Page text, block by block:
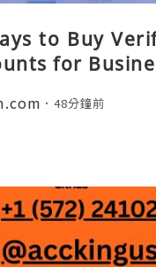
to Buy
for
48分鐘前